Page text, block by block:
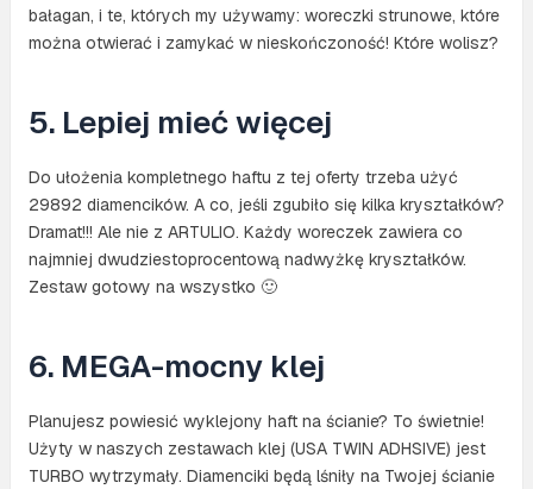
bałagan, i te, których my używamy: woreczki strunowe, które
można otwierać i zamykać w nieskończoność! Które wolisz?
5. Lepiej mieć więcej
Do ułożenia kompletnego haftu z tej oferty trzeba użyć
29892 diamencików. A co, jeśli zgubiło się kilka kryształków?
Dramat!!! Ale nie z ARTULIO. Każdy woreczek zawiera co
najmniej dwudziestoprocentową nadwyżkę kryształków.
Zestaw gotowy na wszystko 🙂
6. MEGA-mocny klej
Planujesz powiesić wyklejony haft na ścianie? To świetnie!
Użyty w naszych zestawach klej (USA TWIN ADHSIVE) jest
TURBO wytrzymały. Diamenciki będą lśniły na Twojej ścianie